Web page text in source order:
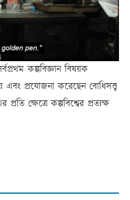
কল্পবিজ্ঞান বিষয়ক
এবং প্রযোজনা করেছেন বোধিসত্ত্ব
ক্ষেত্রে কল্পবিশ্বের প্রত্যক্ষ